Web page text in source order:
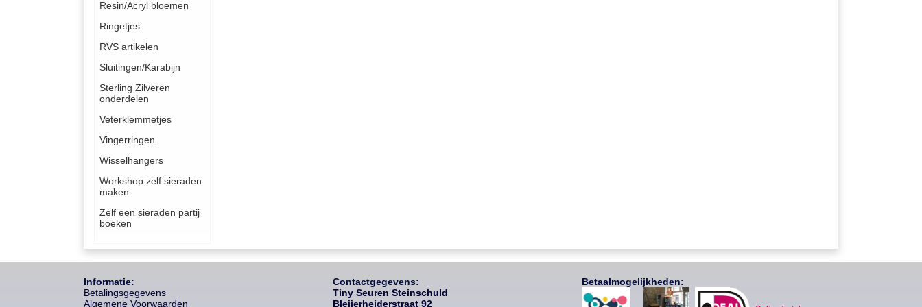
Resin/Acryl bloemen
Ringetjes
RVS artikelen
Sluitingen/Karabijn
Sterling Zilveren
onderdelen
Veterklemmetjes
Vingerringen
Wisselhangers
Workshop zelf sieraden
maken
Zelf een sieraden partij
boeken
Informatie:
Betalingsgegevens
Algemene Voorwaarden
Contactgegevens:
Tiny Seuren Steinschuld
Bleijerheiderstraat 92
Betaalmogelijkheden: